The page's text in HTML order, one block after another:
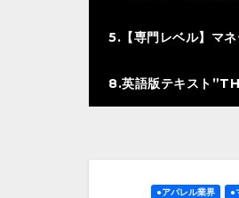
5.【専門レベル】マ
8.英語版テキスト
●アパレル業界 ●